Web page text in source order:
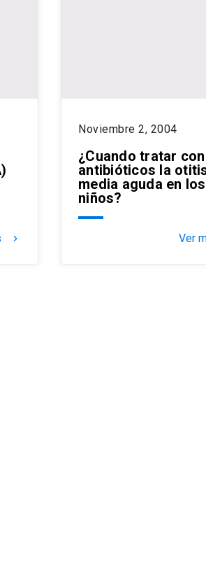
keyboard_arrow_right
Noviembre 2, 2004
¿Cuando tratar con
antibióticos la
media aguda en los
niños?
Ver